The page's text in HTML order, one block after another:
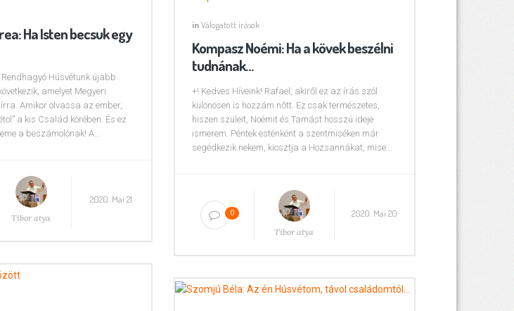
Ha Isten becsuk egy
Rendhagyó Húsvétunk újabb
amelyet Megyeri
Amikor olvassa az ember,
a kis Család körében. És ez
a beszámolónak! A...
Tibor atya
2020. Mai 21
inVálogatott írások
Kompasz Noémi: Ha a kövek beszélni
tudnának…
+! Kedves Híveink! Rafael, akiről ez az írás szól
különösen is hozzám nőtt. Ez csak természetes,
hiszen szüleit, Noémit és Tamást hosszú ideje
ismerem. Péntek esténként a szentmiséken már
segédkezik nekem, kiosztja a Hozsannákat, mise...
0
Tibor atya
2020. Mai 20